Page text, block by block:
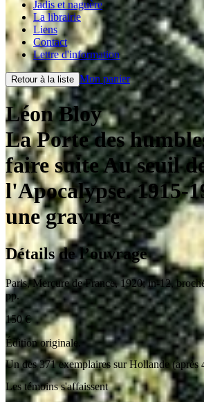
Jadis et naguère
La librairie
Liens
Contact
Lettre d'information
Retour à la liste Mon panier
Léon Bloy
La Porte des
faire suite Au seuil
l'Apocalypse. 1915-
une gravure
Détails de l’ouvrage
Paris,Mercure de France, 1920; in-12,
pp.
150€
Édition originale.
Un des 371 exemplaires sur Hollande (après
Les témoins s'affaissent